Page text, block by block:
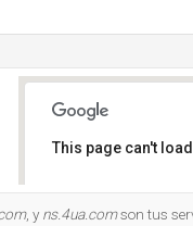
This page can't
, y ns.4ua.comson tus